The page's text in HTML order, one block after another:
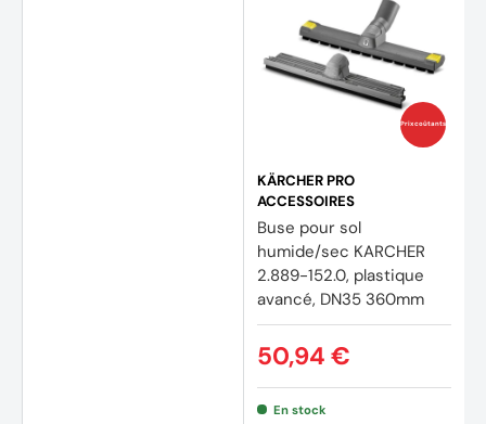
Prix coûtants
KÄRCHER PRO
ACCESSOIRES
Buse pour sol
humide/sec KARCHER
2.889-152.0, plastique
avancé, DN35 360mm
50,94 €
En stock